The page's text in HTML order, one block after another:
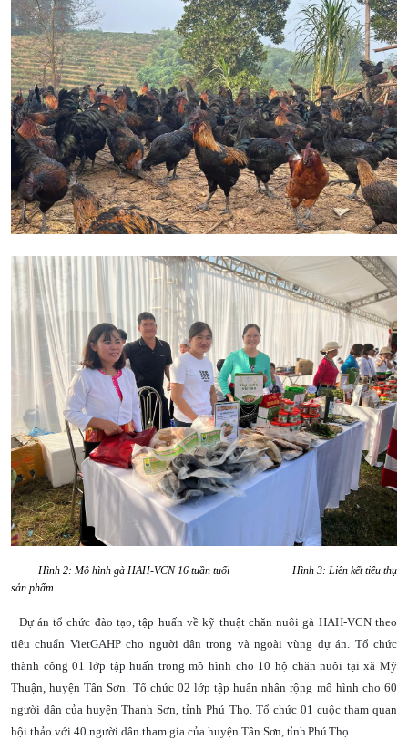
Hình 2: Mô hình gà HAH-VCN 16 tuần tuổi Hình 3: Liên kết tiêu thụ
sản phẩm
Dự án tổ chức đào tạo, tập huấn về kỹ thuật chăn nuôi gà HAH-VCN theo
tiêu chuẩn VietGAHP cho người dân trong và ngoài vùng dự án. Tổ chức
thành công 01 lớp tập huấn trong mô hình cho 10 hộ chăn nuôi tại xã Mỹ
Thuận, huyện Tân Sơn. Tổ chức 02 lớp tập huấn nhân rộng mô hình cho 60
người dân của huyện Thanh Sơn, tỉnh Phú Thọ. Tổ chức 01 cuộc tham quan
hội thảo với 40 người dân tham gia của huyện Tân Sơn, tỉnh Phú Thọ.